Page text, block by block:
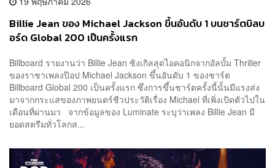
Billie Jean ของ Michael Jackson ขึ้นอันดับ 1 บนชาร์ตบิลบ
อร์ด Global 200 เป็นครั้งแรก
Billboard รายงานว่า Billie Jean ซิงเกิลสุดไอคอนิกจากอัลบั้ม Thriller
ของราชาเพลงป๊อป Michael Jackson ขึ้นอันดับ 1 ของชาร์ต
Billboard Global 200 เป็นครั้งแรก ซึ่งการขึ้นชาร์ตครั้งนี้นั้นมีแรงส่ง
มาจากกระแสของภาพยนตร์ชีวประวัติเรื่อง Michael ที่เพิ่งเปิดตัวไปใน
เดือนที่ผ่านมา จากข้อมูลของ Luminate ระบุว่าเพลง Billie Jean มี
ยอดสตรีมทั่วโลกส...